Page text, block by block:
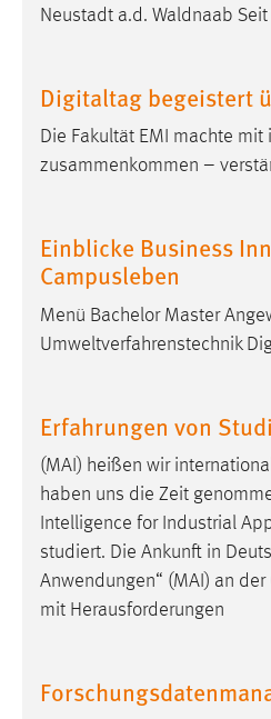
Neustadt a.d. Waldnaab
Digitaltag begeistert
Die Fakultät EMI machte mit
zusammenkommen –
Einblicke Business
Campusleben
Menü Bachelor Master
Umweltverfahrenstechnik
Erfahrungen von
(MAI) heißen wir
haben uns die Zeit
Intelligence for Industrial
studiert. Die Ankunft in
Anwendungen“ (MAI) an der
mit Herausforderungen
Name:
Anbieter: Facebook
Zweck: Conversion-
EXTERNE MEDIEN
Um Inhalte von
YouTube